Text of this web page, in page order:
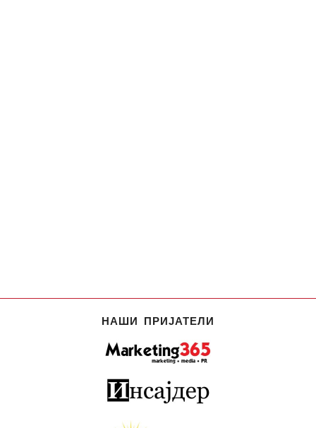
НАШИ ПРИЈАТЕЛИ